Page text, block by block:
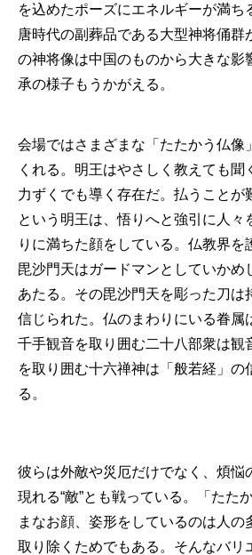
を込めたポーズにエネルギーが満ち
唐時代の副葬品である大型神将俑群
の神将像は中国のものから大きな影
承の様子もうかがえる。
会場ではさまざまな「たたかう仏像
くれる。明王はやさしく教えても聞
力ずくでも導く存在だ。払うことが
という明王は、悟りへと強引に人々
りに満ちた顔をしている。仏教界を
毘沙門天はガードマンとしていかめ
あたる。その毘沙門天を彫った刀は
信じられた。仏のまわりにいる眷属
千手観音を取り囲む二十八部衆は観
を取り囲む十六禅神は「般若経」の
る。
彼らは外敵や災厄だけでなく、煩悩
現れる“敵”とも戦っている。「たた
まなお顔、姿形をしているのは人の
取り除くためでもある。そんなバリ